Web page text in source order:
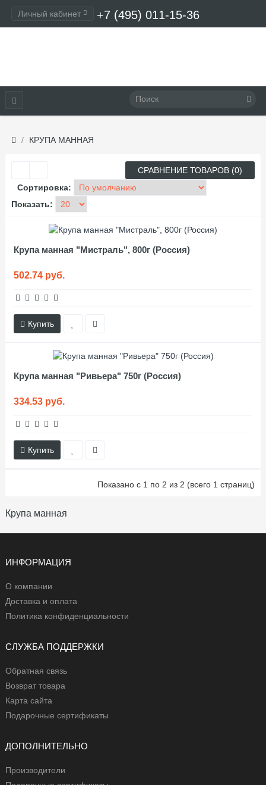
Личный кабинет +7 (495) 011-15-36
КРУПА МАННАЯ
СРАВНЕНИЕ ТОВАРОВ (0)
Сортировка:
Показать:
Крупа манная "Мистраль", 800г (Россия)
502.74 руб.
Купить
Крупа манная "Ривьера" 750г (Россия)
334.53 руб.
Купить
Показано с 1 по 2 из 2 (всего 1 страниц)
Крупа манная
ИНФОРМАЦИЯ
О компании
Доставка и оплата
Политика конфиденциальности
СЛУЖБА ПОДДЕРЖКИ
Обратная связь
Возврат товара
Карта сайта
Подарочные сертификаты
ДОПОЛНИТЕЛЬНО
Производители